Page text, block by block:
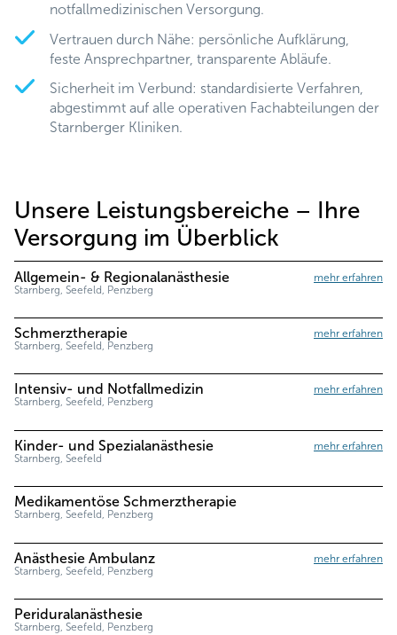
notfallmedizinischen Versorgung.
Vertrauen durch Nähe: persönliche Aufklärung,
feste Ansprechpartner, transparente Abläufe.
Sicherheit im Verbund: standardisierte Verfahren,
abgestimmt auf alle operativen Fachabteilungen der
Starnberger Kliniken.
Unsere Leistungsbereiche – Ihre
Versorgung im Überblick
Allgemein- & Regionalanästhesie
Starnberg, Seefeld, Penzberg
mehr erfahren
Schmerztherapie
Starnberg, Seefeld, Penzberg
mehr erfahren
Intensiv- und Notfallmedizin
Starnberg, Seefeld, Penzberg
mehr erfahren
Kinder- und Spezialanästhesie
Starnberg, Seefeld
mehr erfahren
Medikamentöse Schmerztherapie
Starnberg, Seefeld, Penzberg
Anästhesie Ambulanz
Starnberg, Seefeld, Penzberg
mehr erfahren
Periduralanästhesie
Starnberg, Seefeld, Penzberg